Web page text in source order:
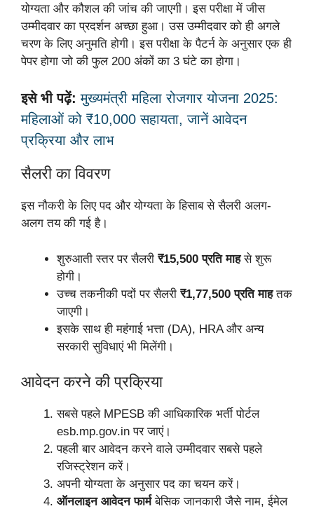
योग्यता और कौशल की जांच की जाएगी। इस परीक्षा में जीस
उम्मीदवार का प्रदर्शन अच्छा हुआ। उस उम्मीदवार को ही अगले
चरण के लिए अनुमति होगी। इस परीक्षा के पैटर्न के अनुसार एक ही
पेपर होगा जो की फुल 200 अंकों का 3 घंटे का होगा।
इसे भी पढ़ें: मुख्यमंत्री महिला रोजगार योजना 2025:
महिलाओं को ₹10,000 सहायता, जानें आवेदन
प्रक्रिया और लाभ
सैलरी का विवरण
इस नौकरी के लिए पद और योग्यता के हिसाब से सैलरी अलग-
अलग तय की गई है।
शुरुआती स्तर पर सैलरी ₹15,500 प्रति माहसे शुरू
होगी।
उच्च तकनीकी पदों पर सैलरी ₹1,77,500 प्रति माहतक
जाएगी।
इसके साथ ही महंगाई भत्ता (DA), HRA और अन्य
सरकारी सुविधाएं भी मिलेंगी।
आवेदन करने की प्रक्रिया
सबसे पहले MPESB की आधिकारिक भर्ती पोर्टल
esb.mp.gov.in पर जाएं।
पहली बार आवेदन करने वाले उम्मीदवार सबसे पहले
रजिस्ट्रेशन करें।
अपनी योग्यता के अनुसार पद का चयन करें।
ऑनलाइन आवेदन फार्मबेसिक जानकारी जैसे नाम, ईमेल